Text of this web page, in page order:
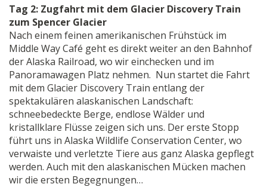
Tag 2: Zugfahrt mit dem Glacier Discovery Train
zum Spencer Glacier
Nach einem feinen amerikanischen Frühstück im
Middle Way Café geht es direkt weiter an den Bahnhof
der Alaska Railroad, wo wir einchecken und im
Panoramawagen Platz nehmen. Nun startet die Fahrt
mit dem Glacier Discovery Train entlang der
spektakulären alaskanischen Landschaft:
schneebedeckte Berge, endlose Wälder und
kristallklare Flüsse zeigen sich uns. Der erste Stopp
führt uns in Alaska Wildlife Conservation Center, wo
verwaiste und verletzte Tiere aus ganz Alaska gepflegt
werden. Auch mit den alaskanischen Mücken machen
wir die ersten Begegnungen…